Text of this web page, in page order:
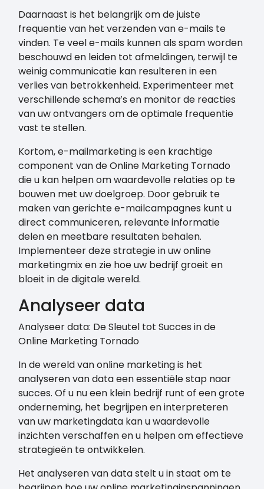
Daarnaast is het belangrijk om de juiste
frequentie van het verzenden van e-mails te
vinden. Te veel e-mails kunnen als spam worden
beschouwd en leiden tot afmeldingen, terwijl te
weinig communicatie kan resulteren in een
verlies van betrokkenheid. Experimenteer met
verschillende schema’s en monitor de reacties
van uw ontvangers om de optimale frequentie
vast te stellen.
Kortom, e-mailmarketing is een krachtige
component van de Online Marketing Tornado
die u kan helpen om waardevolle relaties op te
bouwen met uw doelgroep. Door gebruik te
maken van gerichte e-mailcampagnes kunt u
direct communiceren, relevante informatie
delen en meetbare resultaten behalen.
Implementeer deze strategie in uw online
marketingmix en zie hoe uw bedrijf groeit en
bloeit in de digitale wereld.
Analyseer data
Analyseer data: De Sleutel tot Succes in de
Online Marketing Tornado
In de wereld van online marketing is het
analyseren van data een essentiële stap naar
succes. Of u nu een klein bedrijf runt of een grote
onderneming, het begrijpen en interpreteren
van uw marketingdata kan u waardevolle
inzichten verschaffen en u helpen om effectieve
strategieën te ontwikkelen.
Het analyseren van data stelt u in staat om te